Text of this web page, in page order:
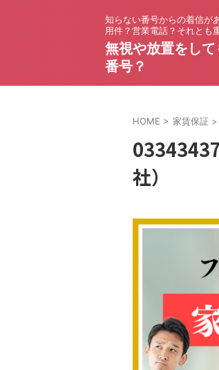
知らない番号からの着信が
用件？営業電話？それとも
無視や放置をし
番号？
HOME > 家賃保証 >
社）